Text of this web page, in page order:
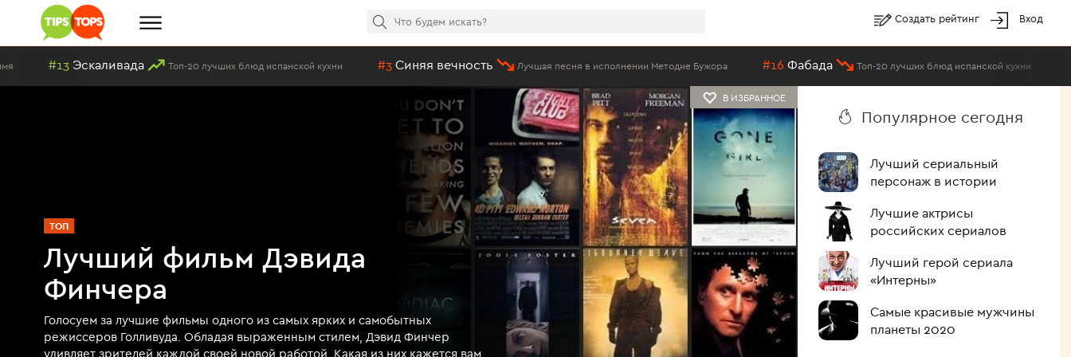
Создать рейтинг Вход
Топ-20 лучших блюд испанской кухни #3 Синяя вечность Лучшая песня в исполнении Методие Бужора #16 Фабада Топ-20 лучших блюд испанской кухни #20 Торт
В ИЗБРАННОЕ
ТОП
Лучший фильм Дэвида
Финчера
Голосуем за лучшие фильмы одного из самых ярких и самобытных
режиссеров Голливуда. Обладая выраженным стилем, Дэвид Финчер
удивляет зрителей каждой своей новой работой. Какая из них кажется вам
Популярное сегодня
Лучший сериальный
персонаж в истории
Лучшие актрисы
российских сериалов
Лучший герой сериала
«Интерны»
Самые красивые мужчины
планеты 2020